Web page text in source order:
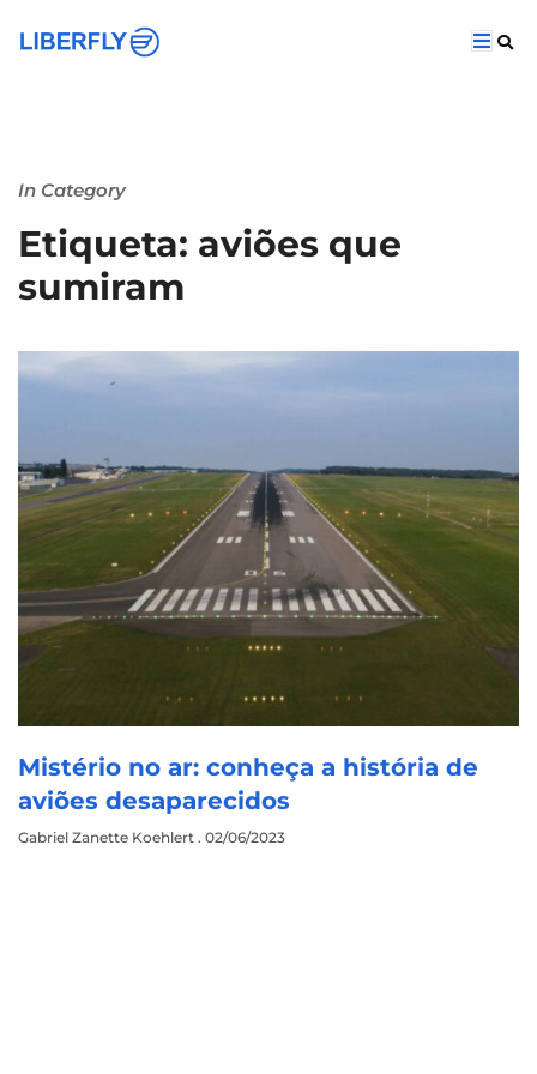
In Category
Etiqueta: aviões que
sumiram
Mistério no ar: conheça a história de
aviões desaparecidos
Gabriel Zanette Koehlert 02/06/2023